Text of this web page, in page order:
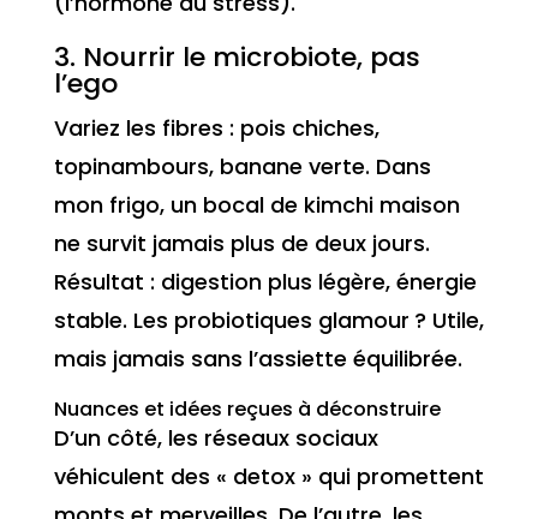
3. Nourrir le microbiote, pas
l’ego
Variez les fibres : pois chiches,
topinambours, banane verte. Dans
mon frigo, un bocal de kimchi maison
ne survit jamais plus de deux jours.
Résultat : digestion plus légère, énergie
stable. Les probiotiques glamour ? Utile,
mais jamais sans l’assiette équilibrée.
Nuances et idées reçues à déconstruire
D’un côté, les réseaux sociaux
véhiculent des « detox » qui promettent